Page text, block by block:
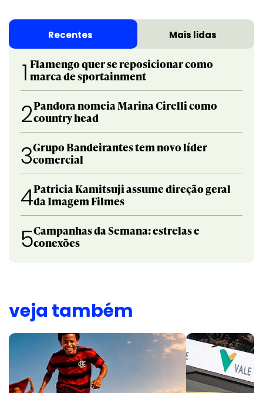
Recentes Mais lidas
1 Flamengo quer se reposicionar como
marca de sportainment
2Pandora nomeia Marina Cirelli como
country head
3Grupo Bandeirantes tem novo líder
comercial
4Patricia Kamitsuji assume direção geral
da Imagem Filmes
5Campanhas da Semana: estrelas e
conexões
veja também